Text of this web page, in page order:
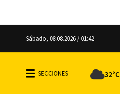
Sábado, 08.08.2026 / 01:42
32°C